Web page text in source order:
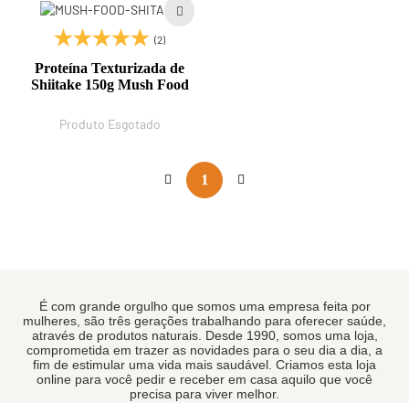
(2)
Proteína Texturizada de
Shiitake 150g Mush Food
Produto Esgotado
1
É com grande orgulho que somos uma empresa feita por
mulheres, são três gerações trabalhando para oferecer saúde,
através de produtos naturais. Desde 1990, somos uma loja,
comprometida em trazer as novidades para o seu dia a dia, a
fim de estimular uma vida mais saudável. Criamos esta loja
online para você pedir e receber em casa aquilo que você
precisa para viver melhor.